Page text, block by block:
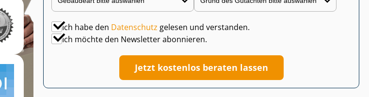
Ich habe den Datenschutz gelesen und verstanden.
Ich möchte den Newsletter abonnieren.
Jetzt kostenlos beraten lassen